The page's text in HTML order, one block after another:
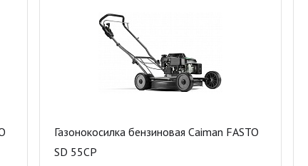
Газонокосилка бензиновая Caiman FASTO
SD 55CP